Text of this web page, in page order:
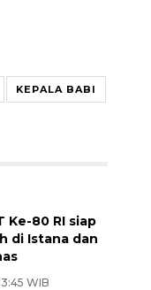
KEPALA BABI
Ke-80 RI siap
di Istana dan
WIB